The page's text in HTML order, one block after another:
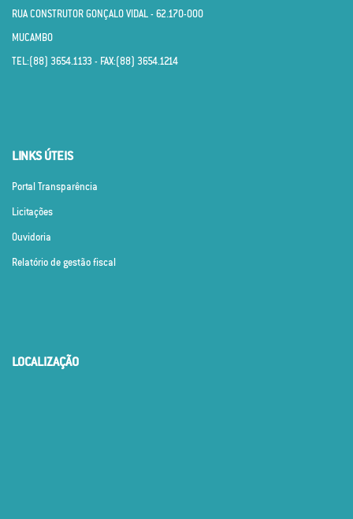
RUA CONSTRUTOR GONÇALO VIDAL - 62.170­-000
MUCAMBO
TEL:(88) 3654.1133 - FAX:(88) 3654.1214
LINKS ÚTEIS
Portal Transparência
Licitações
Ouvidoria
Relatório de gestão fiscal
LOCALIZAÇÃO